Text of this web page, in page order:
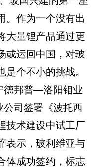
。作为一个没有出
大量锂产品通过更
或运回中国，对玻
个不小的挑战。
德邦普—洛阳钼业
公司签署《波托西
技术建设中试工厂
表示，玻利维亚与
体成功签约，标志